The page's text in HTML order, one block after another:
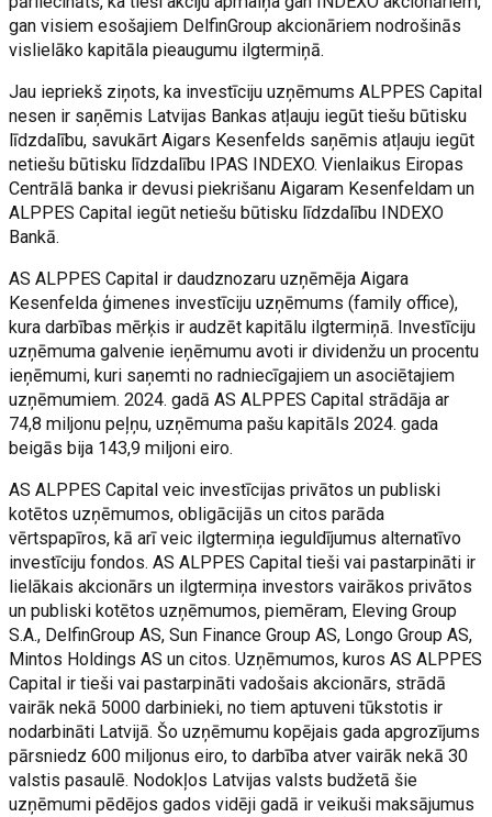
gan visiem esošajiem DelfinGroup akcionāriem nodrošinās
vislielāko kapitāla pieaugumu ilgtermiņā.
Jau iepriekš ziņots, ka investīciju uzņēmums ALPPES Capital
nesen ir saņēmis Latvijas Bankas atļauju iegūt tiešu būtisku
līdzdalību, savukārt Aigars Kesenfelds saņēmis atļauju iegūt
netiešu būtisku līdzdalību IPAS INDEXO. Vienlaikus Eiropas
Centrālā banka ir devusi piekrišanu Aigaram Kesenfeldam un
ALPPES Capital iegūt netiešu būtisku līdzdalību INDEXO
Bankā.
AS ALPPES Capital ir daudznozaru uzņēmēja Aigara
Kesenfelda ģimenes investīciju uzņēmums (family office),
kura darbības mērķis ir audzēt kapitālu ilgtermiņā. Investīciju
uzņēmuma galvenie ieņēmumu avoti ir dividenžu un procentu
ieņēmumi, kuri saņemti no radniecīgajiem un asociētajiem
uzņēmumiem. 2024. gadā AS ALPPES Capital strādāja ar
74,8 miljonu peļņu, uzņēmuma pašu kapitāls 2024. gada
beigās bija 143,9 miljoni eiro.
AS ALPPES Capital veic investīcijas privātos un publiski
kotētos uzņēmumos, obligācijās un citos parāda
vērtspapīros, kā arī veic ilgtermiņa ieguldījumus alternatīvo
investīciju fondos. AS ALPPES Capital tieši vai pastarpināti ir
lielākais akcionārs un ilgtermiņa investors vairākos privātos
un publiski kotētos uzņēmumos, piemēram, Eleving Group
S.A., DelfinGroup AS, Sun Finance Group AS, Longo Group AS,
Mintos Holdings AS un citos. Uzņēmumos, kuros AS ALPPES
Capital ir tieši vai pastarpināti vadošais akcionārs, strādā
vairāk nekā 5000 darbinieki, no tiem aptuveni tūkstotis ir
nodarbināti Latvijā. Šo uzņēmumu kopējais gada apgrozījums
pārsniedz 600 miljonus eiro, to darbība atver vairāk nekā 30
valstis pasaulē. Nodokļos Latvijas valsts budžetā šie
uzņēmumi pēdējos gados vidēji gadā ir veikuši maksājumus